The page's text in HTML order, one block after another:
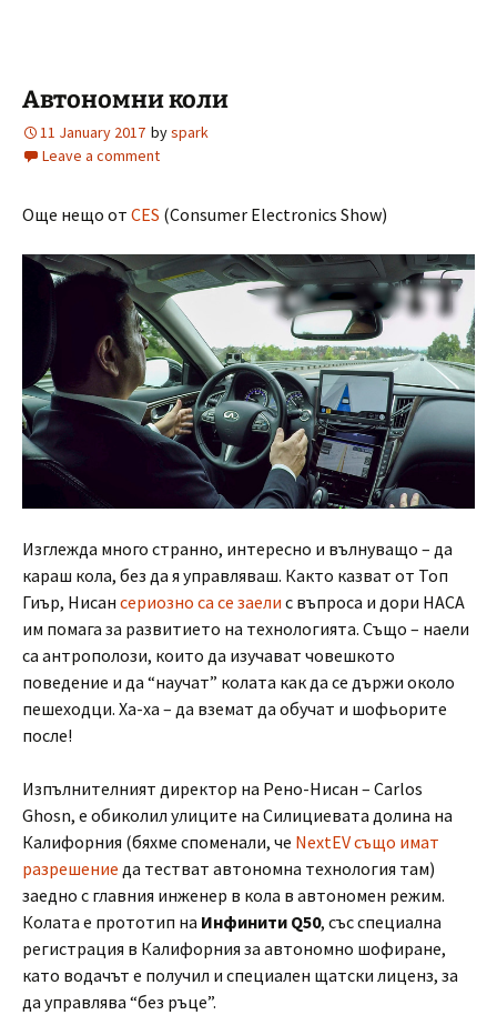
Автономни коли
11 January 2017 byspark
Leave a comment
Още нещо от CES (Consumer Electronics Show)
Изглежда много странно, интересно и вълнуващо – да
караш кола, без да я управляваш. Както казват от Топ
Гиър, Нисан сериозно са се заели с въпроса и дори НАСА
им помага за развитието на технологията. Също – наели
са антрополози, които да изучават човешкото
поведение и да “научат” колата как да се държи около
пешеходци. Ха-ха – да вземат да обучат и шофьорите
после!
Изпълнителният директор на Рено-Нисан – Carlos
Ghosn, е обиколил улиците на Силициевата долина на
Калифорния (бяхме споменали, че NextEV също имат
разрешение да тестват автономна технология там)
заедно с главния инженер в кола в автономен режим.
Колата е прототип на Инфинити Q50, със специална
регистрация в Калифорния за автономно шофиране,
като водачът е получил и специален щатски лиценз, за
да управлява “без ръце”.